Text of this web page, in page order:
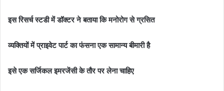
इस रिसर्च स्टडी में डॉक्टर ने बताया कि मनोरोग से ग्रसित
व्यक्तियों में प्राइवेट पार्ट का फंसना एक सामान्य बीमारी है
इसे एक सर्जिकल इमरजेंसी के तौर पर लेना चाहिए